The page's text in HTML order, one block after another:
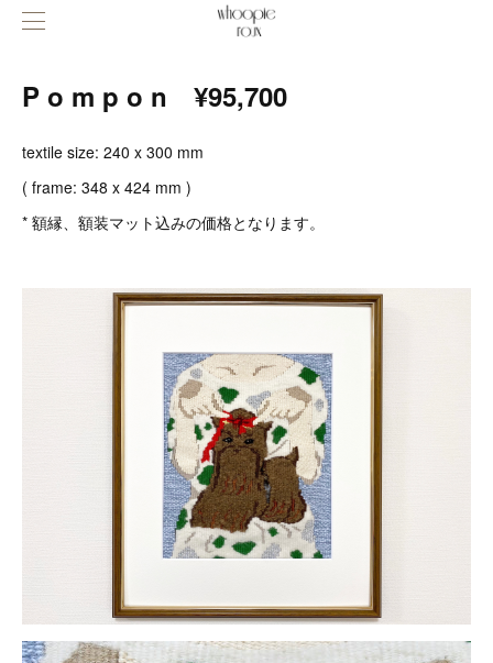
P o m p o n ¥95,700
textile size: 240 x 300 mm
( frame: 348 x 424 mm )
* 額縁、額装マット込みの価格となります。